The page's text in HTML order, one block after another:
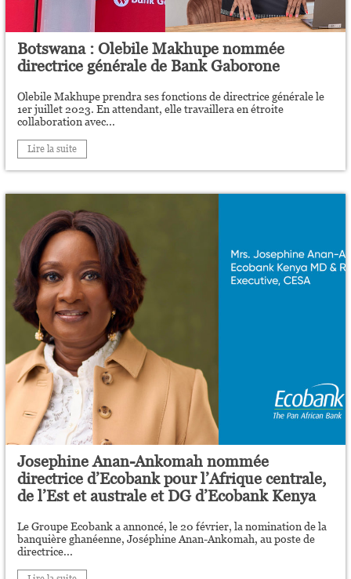
Botswana : Olebile Makhupe nommée
directrice générale de Bank Gaborone
Olebile Makhupe prendra ses fonctions de directrice générale le
1er juillet 2023. En attendant, elle travaillera en étroite
collaboration avec...
Lire la suite
Josephine Anan-Ankomah nommée
directrice d’Ecobank pour l’Afrique centrale,
de l’Est et australe et DG d’Ecobank Kenya
Le Groupe Ecobank a annoncé, le 20 février, la nomination de la
banquière ghanéenne, Joséphine Anan-Ankomah, au poste de
directrice...